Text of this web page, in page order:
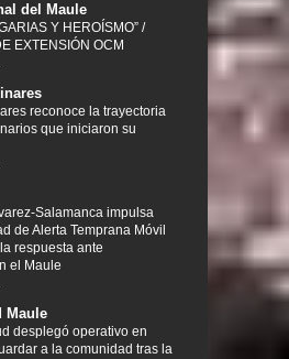
del Maule
Y HEROÍSMO” /
EXTENSIÓN OCM
reconoce la trayectoria
que iniciaron su
Salamanca impulsa
de Alerta Temprana Móvil
respuesta ante
el Maule
Maule
desplegó operativo en
a la comunidad tras la